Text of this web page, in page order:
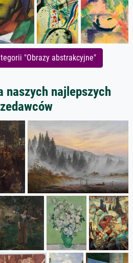
"Obrazy abstrakcyjne"
naszych najlepszych